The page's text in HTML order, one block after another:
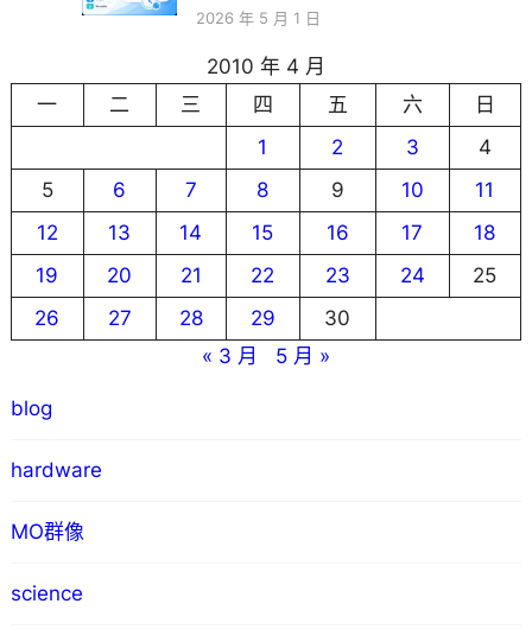
2026 年 5 月 1 日
2010 年 4 月
一
二 三 四 五 六
日
1
2 3
4
5
6 7 8 9 10
11
12
13 14 15 16 17
18
19
20 21 22 23 24
25
26
27 28 29
30
« 3 月
5 月 »
blog
hardware
MO群像
science